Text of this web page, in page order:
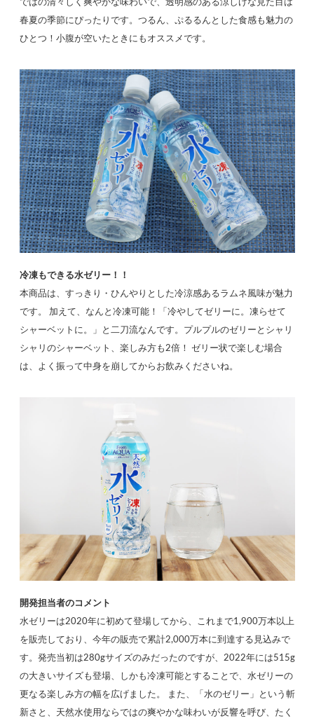
ではの清々しく爽やかな味わいで、透明感のある涼しげな見た目は
春夏の季節にぴったりです。つるん、ぷるるんとした食感も魅力の
ひとつ！小腹が空いたときにもオススメです。
冷凍もできる水ゼリー！！
本商品は、すっきり・ひんやりとした冷涼感あるラムネ風味が魅力
です。 加えて、なんと冷凍可能！「冷やしてゼリーに。凍らせて
シャーベットに。」と二刀流なんです。プルプルのゼリーとシャリ
シャリのシャーベット、楽しみ方も2倍！ ゼリー状で楽しむ場合
は、よく振って中身を崩してからお飲みくださいね。
開発担当者のコメント
水ゼリーは2020年に初めて登場してから、これまで1,900万本以上
を販売しており、今年の販売で累計2,000万本に到達する見込みで
す。発売当初は280gサイズのみだったのですが、2022年には515g
の大きいサイズも登場、しかも冷凍可能とすることで、水ゼリーの
更なる楽しみ方の幅を広げました。 また、「水のゼリー」という斬
新さと、天然水使用ならではの爽やかな味わいが反響を呼び、たく